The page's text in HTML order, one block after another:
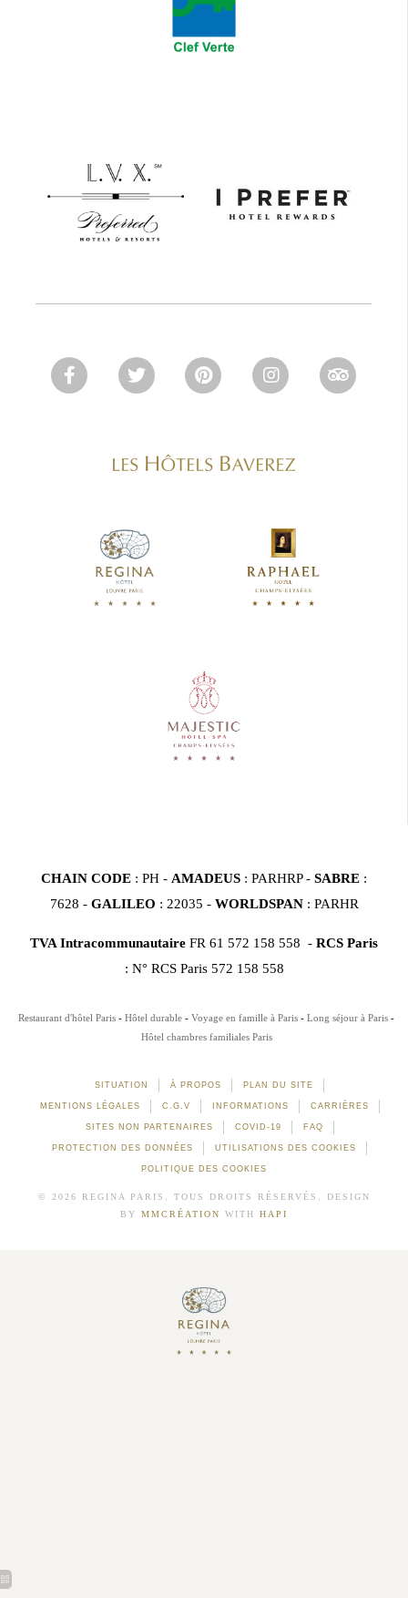
CHAIN CODE : PH - AMADEUS : PARHRP - SABRE :
7628 - GALILEO : 22035 - WORLDSPAN : PARHR
TVA Intracommunautaire FR 61 572 158 558 - RCS Paris
: N° RCS Paris 572 158 558
Restaurant d'hôtel Paris Hôtel durable Voyage en famille à Paris
Long séjour à Paris
Hôtel chambres familiales Paris
SITUATION À PROPOS PLAN DU SITE
MENTIONS LÉGALES C.G.V INFORMATIONS CARRIÈRES
SITES NON PARTENAIRES COVID-19 FAQ
PROTECTION DES DONNÉES UTILISATIONS DES COOKIES
POLITIQUE DES COOKIES
© 2026 REGINA PARIS. TOUS DROITS RÉSERVÉS. DESIGN
BY MMCRÉATION WITH HAPI